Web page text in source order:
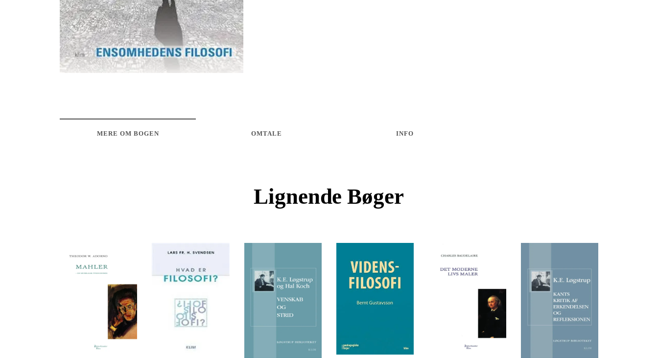
MERE OM BOGEN OMTALE INFO
Lignende Bøger